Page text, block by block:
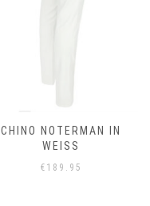
CHINO NOTERMAN IN
WEISS
€ 189.95